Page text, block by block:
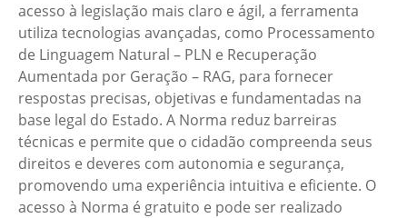
acesso à legislação mais claro e ágil, a ferramenta
utiliza tecnologias avançadas, como Processamento
de Linguagem Natural – PLN e Recuperação
Aumentada por Geração – RAG, para fornecer
respostas precisas, objetivas e fundamentadas na
base legal do Estado. A Norma reduz barreiras
técnicas e permite que o cidadão compreenda seus
direitos e deveres com autonomia e segurança,
promovendo uma experiência intuitiva e eficiente. O
acesso à Norma é gratuito e pode ser realizado